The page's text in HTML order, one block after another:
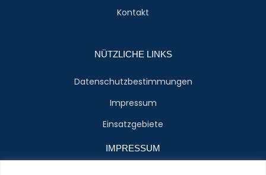
Kontakt
NÜTZLICHE LINKS
Datenschutzbestimmungen
Impressum
Einsatzgebiete
IMPRESSUM